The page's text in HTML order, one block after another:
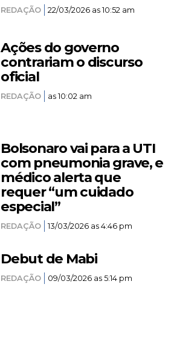
REDAÇÃO 22/03/2026 as 10:52 am
Ações do governo
contrariam o discurso
oficial
REDAÇÃO as 10:02 am
Bolsonaro vai para a UTI
com pneumonia grave, e
médico alerta que
requer “um cuidado
especial”
REDAÇÃO 13/03/2026 as 4:46 pm
Debut de Mabi
REDAÇÃO 09/03/2026 as 5:14 pm